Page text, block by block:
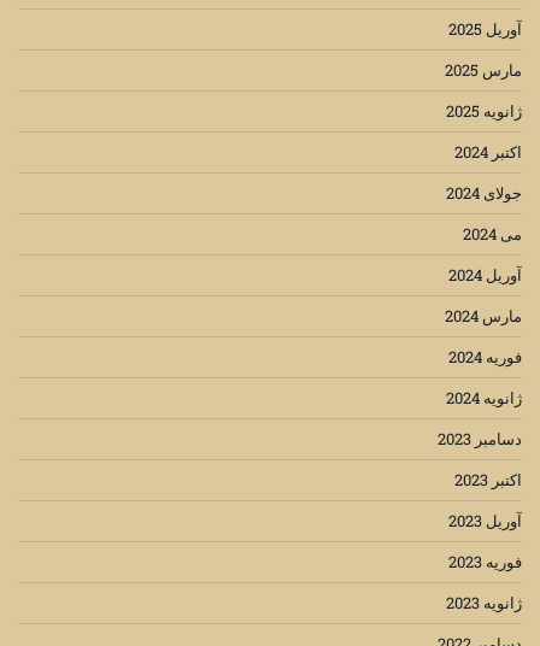
آوریل 2025
مارس 2025
ژانویه 2025
اکتبر 2024
جولای 2024
می 2024
آوریل 2024
مارس 2024
فوریه 2024
ژانویه 2024
دسامبر 2023
اکتبر 2023
آوریل 2023
فوریه 2023
ژانویه 2023